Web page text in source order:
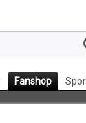
Fanshop